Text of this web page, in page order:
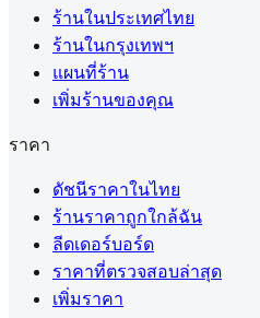
ร้านในประเทศไทย
ร้านในกรุงเทพฯ
แผนที่ร้าน
เพิ่มร้านของคุณ
ราคา
ดัชนีราคาในไทย
ร้านราคาถูกใกล้ฉัน
ลีดเดอร์บอร์ด
ราคาที่ตรวจสอบล่าสุด
เพิ่มราคา